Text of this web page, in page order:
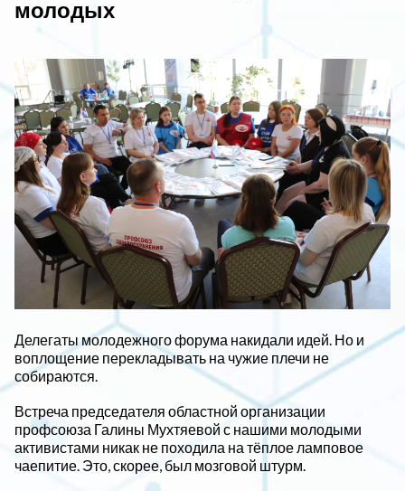
молодых
Делегаты молодежного форума накидали идей. Но и
воплощение перекладывать на чужие плечи не
собираются.
Встреча председателя областной организации
профсоюза Галины Мухтяевой с нашими молодыми
активистами никак не походила на тёплое ламповое
чаепитие. Это, скорее, был мозговой штурм.